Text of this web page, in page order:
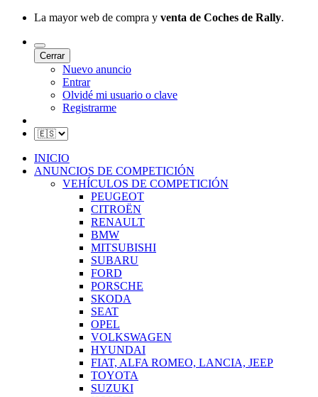
La mayor web de compra y venta de Coches de Rally.
Cerrar
Nuevo anuncio
Entrar
Olvidé mi usuario o clave
Registrarme
INICIO
ANUNCIOS DE COMPETICIÓN
VEHÍCULOS DE COMPETICIÓN
PEUGEOT
CITROËN
RENAULT
BMW
MITSUBISHI
SUBARU
FORD
PORSCHE
SKODA
SEAT
OPEL
VOLKSWAGEN
HYUNDAI
FIAT, ALFA ROMEO, LANCIA, JEEP
TOYOTA
SUZUKI